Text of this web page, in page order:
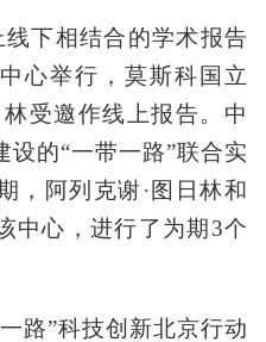
线下相结合的学术报告
心举行，莫斯科国立
受邀作线上报告。中
的“一带一路”联合实
，阿列克谢·图日林和
中心，进行了为期3个
路”科技创新北京行动